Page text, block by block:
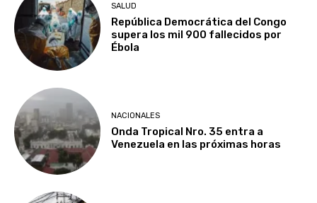
SALUD
República Democrática del Congo
supera los mil 900 fallecidos por
Ébola
NACIONALES
Onda Tropical Nro. 35 entra a
Venezuela en las próximas horas